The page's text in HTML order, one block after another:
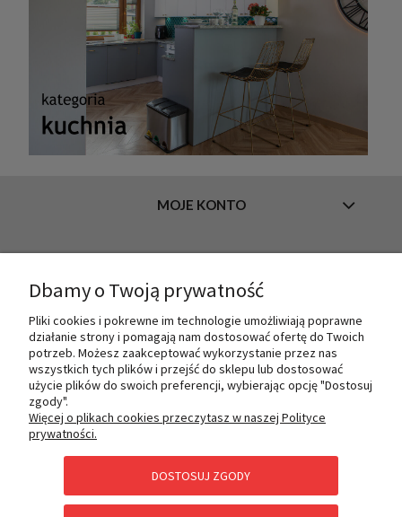
MOJE KONTO
O NAS
PŁATNOŚCI I DOSTAWA
POMOC
Dbamy o Twoją prywatność
Pliki cookies i pokrewne im technologie umożliwiają poprawne
działanie strony i pomagają nam dostosować ofertę do Twoich
potrzeb. Możesz zaakceptować wykorzystanie przez nas
wszystkich tych plików i przejść do sklepu lub dostosować
użycie plików do swoich preferencji, wybierając opcję "Dostosuj
zgody".
Więcej o plikach cookies przeczytasz w naszej Polityce
prywatności.
DOSTOSUJ ZGODY